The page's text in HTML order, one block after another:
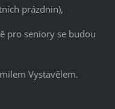
prázdnin),
pro seniory se budou
Vystavělem.